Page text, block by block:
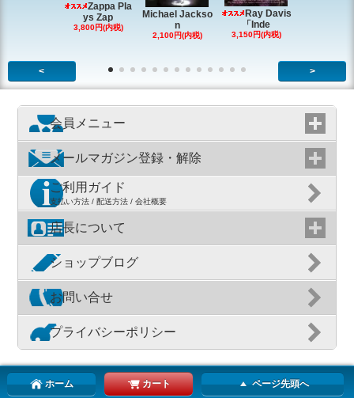
Zappa Pla
ys Zap
3,800円(内税)
Michael Jackso
n
2,100円(内税)
Ray Davis
「Inde
3,150円(内税)
< >
会員メニュー
メールマガジン登録・解除
ご利用ガイド
支払い方法 / 配送方法 / 会社概要
店長について
ショップブログ
お問い合せ
プライバシーポリシー
ホーム カート ページ先頭へ